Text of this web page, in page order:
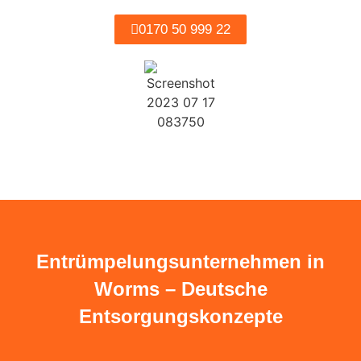
0170 50 999 22
Entrümpelungsunternehmen in
Worms – Deutsche
Entsorgungskonzepte